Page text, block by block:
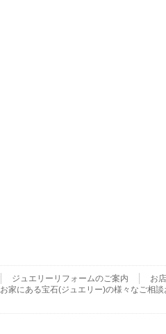
ジュエリーリフォームのご案内 お
お家にある宝石(ジュエリー)の様々なご相談